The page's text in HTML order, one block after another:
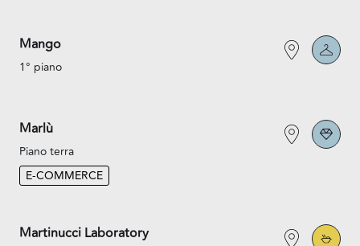
Mango
1° piano
Marlù
Piano terra
E-COMMERCE
Martinucci Laboratory